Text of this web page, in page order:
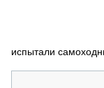
испытали